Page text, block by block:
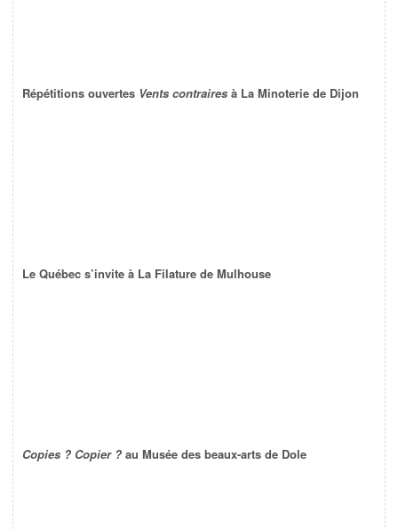
Répétitions ouvertes Vents contraires à La Minoterie de Dijon
Le Québec s’invite à La Filature de Mulhouse
Copies ? Copier ? au Musée des beaux-arts de Dole